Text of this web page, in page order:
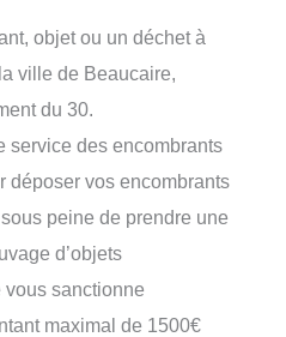
objet ou un déchet à
ville de Beaucaire,
du 30.
service des encombrants
déposer vos encombrants
peine de prendre une
d’objets
sanctionne
maximal de 1500€